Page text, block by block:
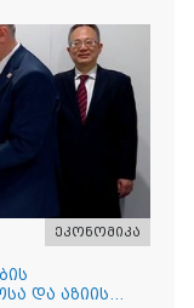
ეკონომიკა
და აზიის